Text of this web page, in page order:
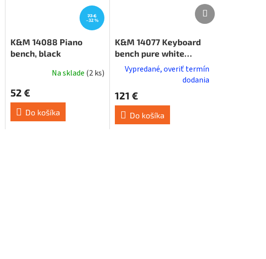
77 €
–32 %
K&M 14088 Piano
bench, black
Na sklade (2 ks)
52 €
Do košíka
K&M 14077 Keyboard
bench pure white
leather
Vypredané, overiť termín
dodania
121 €
Do košíka
Ďalší
produkt
Ďalší
produkt